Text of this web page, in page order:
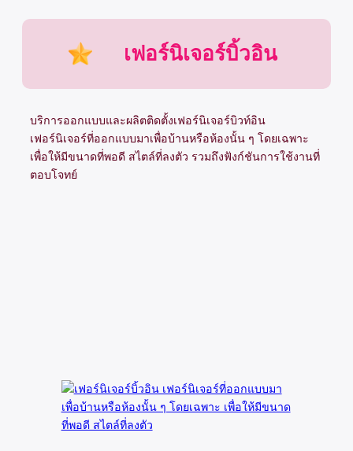
เฟอร์นิเจอร์บิ้วอิน
บริการออกแบบและผลิตติดตั้งเฟอร์นิเจอร์บิวท์อิน
เฟอร์นิเจอร์ที่ออกแบบมาเพื่อบ้านหรือห้องนั้น ๆ โดยเฉพาะ
เพื่อให้มีขนาดที่พอดี สไตล์ที่ลงตัว รวมถึงฟังก์ชันการใช้งานที่
ตอบโจทย์